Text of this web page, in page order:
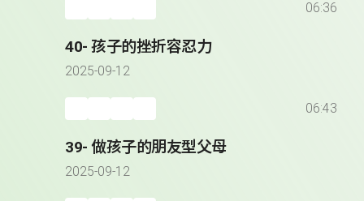
06:36
40- 孩子的挫折容忍力
2025-09-12
06:43
39- 做孩子的朋友型父母
2025-09-12